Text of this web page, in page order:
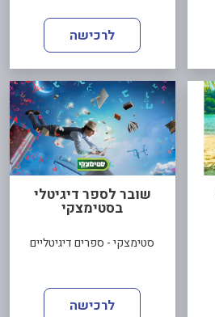
לרכישה
שובר לספר דיגיטלי
בסטימצקי
סטימצקי - ספרים דיגיטליים
לרכישה